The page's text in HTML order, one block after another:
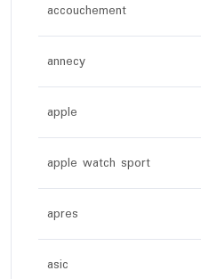
accouchement
annecy
apple
apple watch sport
apres
asic